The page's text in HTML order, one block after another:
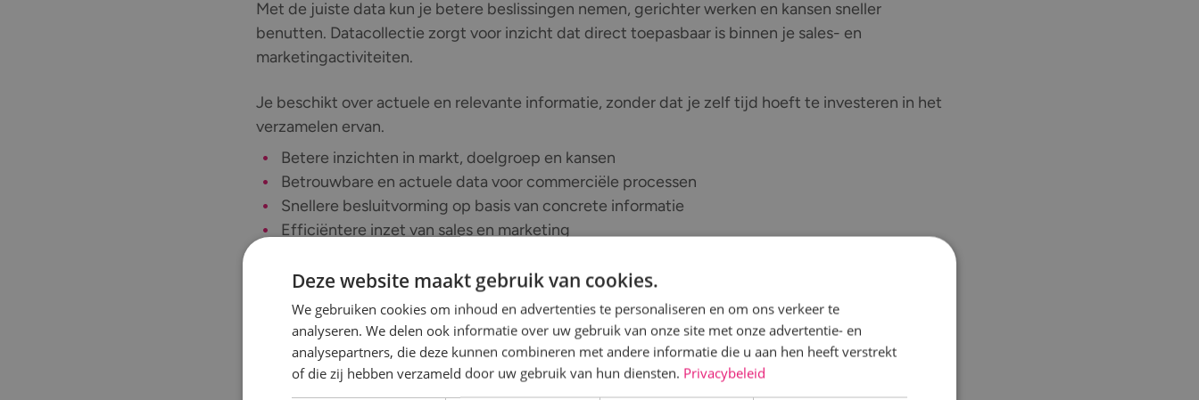
Met de juiste data kun je betere beslissingen nemen, gerichter werken en kansen sneller
benutten. Datacollectie zorgt voor inzicht dat direct toepasbaar is binnen je sales- en
marketingactiviteiten.
Je beschikt over actuele en relevante informatie, zonder dat je zelf tijd hoeft te investeren in het
verzamelen ervan.
Betere inzichten in markt, doelgroep en kansen
Betrouwbare en actuele data voor commerciële processen
Snellere besluitvorming op basis van concrete informatie
Efficiëntere inzet van sales en marketing
Waarin Trinity Sales zich onderscheidt
Deze website maakt gebruik van cookies.
We gebruiken cookies om inhoud en advertenties te personaliseren en om ons verkeer te
analyseren. We delen ook informatie over uw gebruik van onze site met onze advertentie- en
analysepartners, die deze kunnen combineren met andere informatie die u aan hen heeft verstrekt
of die zij hebben verzameld door uw gebruik van hun diensten. Privacybeleid